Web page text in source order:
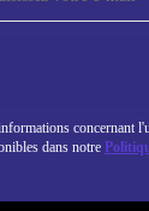
concernant
dans notre
offre.
NEW.